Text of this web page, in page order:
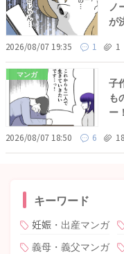
ノ
が
2026/08/07 19:35 1 1
マンガ
子
も
ー
2026/08/07 18:50 6 18
キーワード
妊娠・出産マンガ
義母・義父マンガ